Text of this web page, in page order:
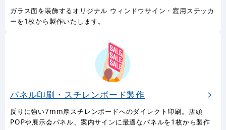
ガラス面を装飾するオリジナル ウィンドウサイン・窓用ステッカ
ーを1枚から製作いたします。
パネル印刷・スチレンボード製作
反りに強い7mm厚スチレンボードへのダイレクト印刷。店頭
POPや展示会パネル、案内サインに最適なパネルを1枚から製作